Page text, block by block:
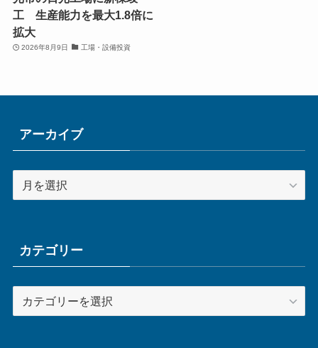
工 生産能力を最大1.8倍に
拡大
2026年8月9日 工場・設備投資
アーカイブ
ー
ブカテゴリー
テ